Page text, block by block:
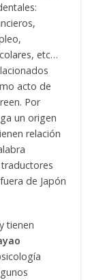
etc…
acto de
Por
un origen
relación
de Japón
tienen